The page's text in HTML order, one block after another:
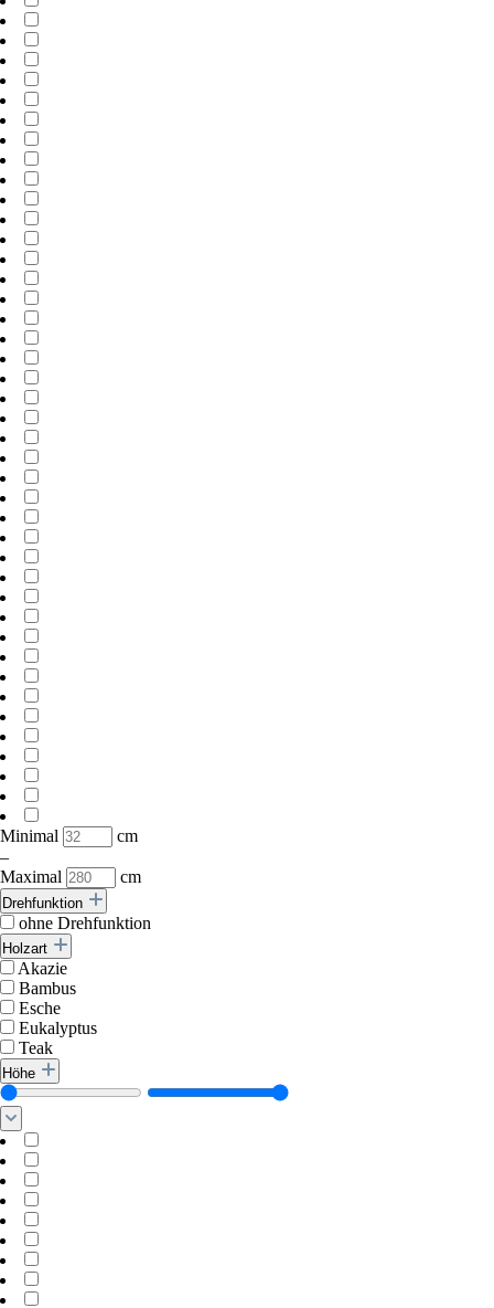
Minimal
cm
–
Maximal
cm
Drehfunktion
ohne Drehfunktion
Holzart
Akazie
Bambus
Esche
Eukalyptus
Teak
Höhe